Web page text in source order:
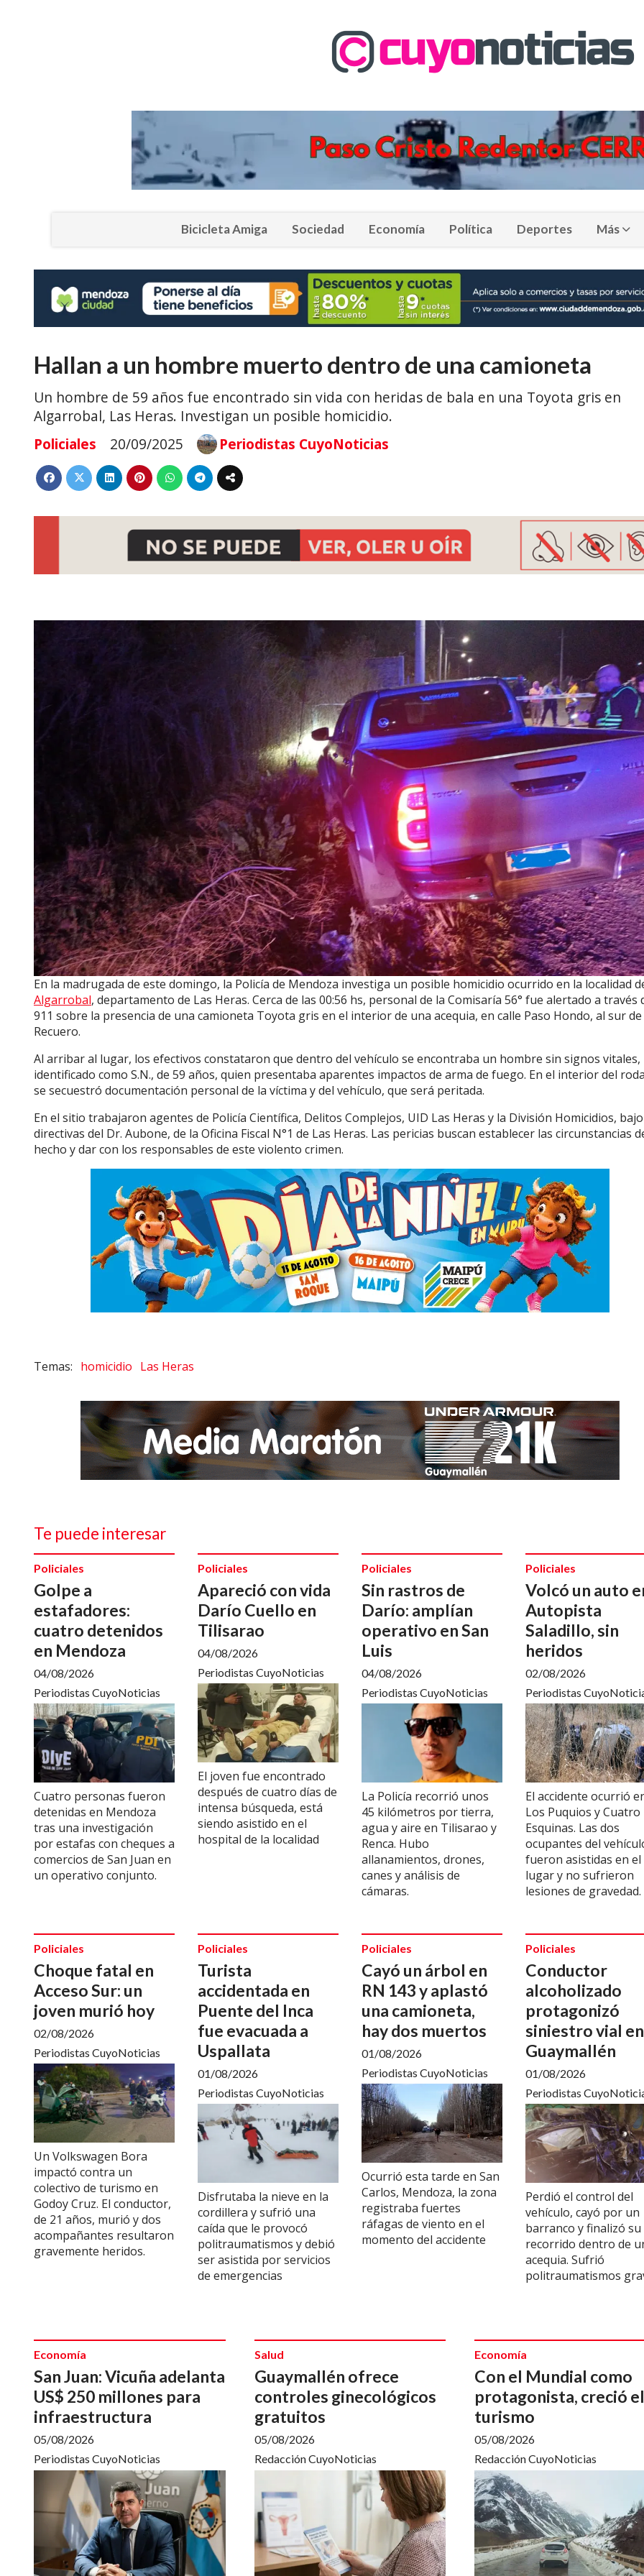
Bicicleta Amiga Sociedad Economía Política Deportes Más
Hallan a un hombre muerto dentro de una camioneta
Un hombre de 59 años fue encontrado sin vida con heridas de bala en una Toyota gris en
Algarrobal, Las Heras. Investigan un posible homicidio.
Policiales
20/09/2025 Periodistas CuyoNoticias
En la madrugada de este domingo, la Policía de Mendoza investiga un posible homicidio ocurrido en la localidad
Algarrobal, departamento de Las Heras. Cerca de las 00:56 hs, personal de la Comisaría 56° fue alertado a través
911 sobre la presencia de una camioneta Toyota gris en el interior de una acequia, en calle Paso Hondo, al sur de
Recuero.
Al arribar al lugar, los efectivos constataron que dentro del vehículo se encontraba un hombre sin signos vitales,
identificado como S.N., de 59 años, quien presentaba aparentes impactos de arma de fuego. En el interior del
se secuestró documentación personal de la víctima y del vehículo, que será peritada.
En el sitio trabajaron agentes de Policía Científica, Delitos Complejos, UID Las Heras y la División Homicidios,
directivas del Dr. Aubone, de la Oficina Fiscal N°1 de Las Heras. Las pericias buscan establecer las circunstancias
hecho y dar con los responsables de este violento crimen.
homicidio Las Heras
Te puede interesar
Golpe a
estafadores:
cuatro detenidos
en Mendoza
Periodistas CuyoNoticias
Policiales
04/08/2026
Cuatro personas fueron
detenidas en Mendoza
tras una investigación
por estafas con cheques a
comercios de San Juan en
un operativo conjunto.
Apareció con vida
Darío Cuello en
Tilisarao
Periodistas CuyoNoticias
Policiales
04/08/2026
El joven fue encontrado
después de cuatro días de
intensa búsqueda, está
siendo asistido en el
hospital de la localidad
Sin rastros de
Darío: amplían
operativo en San
Luis
Periodistas CuyoNoticias
Policiales
04/08/2026
La Policía recorrió unos
45 kilómetros por tierra,
agua y aire en Tilisarao y
Renca. Hubo
allanamientos, drones,
canes y análisis de
cámaras.
Volcó un auto
Autopista
Saladillo, sin
heridos
Periodistas
Policiales
02/08/2026
El accidente ocurrió
Los Puquios y Cuatro
Esquinas. Las dos
ocupantes del
fueron asistidas en el
lugar y no sufrieron
lesiones de gravedad.
Choque fatal en
Acceso Sur: un
joven murió hoy
Periodistas CuyoNoticias
Policiales
02/08/2026
Un Volkswagen Bora
impactó contra un
colectivo de turismo en
Godoy Cruz. El conductor,
de 21 años, murió y dos
acompañantes resultaron
gravemente heridos.
Turista
accidentada en
Puente del Inca
fue evacuada a
Uspallata
Periodistas CuyoNoticias
Policiales
01/08/2026
Disfrutaba la nieve en la
cordillera y sufrió una
caída que le provocó
politraumatismos y debió
ser asistida por servicios
de emergencias
Cayó un árbol en
RN 143 y aplastó
una camioneta,
hay dos muertos
Periodistas CuyoNoticias
Policiales
01/08/2026
Ocurrió esta tarde en San
Carlos, Mendoza, la zona
registraba fuertes
ráfagas de viento en el
momento del accidente
Conductor
alcoholizado
protagonizó
siniestro vial en
Guaymallén
Periodistas
Policiales
01/08/2026
Perdió el control del
vehículo, cayó por un
barranco y finalizó su
recorrido dentro de
acequia. Sufrió
politraumatismos
San Juan: Vicuña adelanta
US$ 250 millones para
infraestructura
Periodistas CuyoNoticias
Economía
05/08/2026
Guaymallén ofrece
controles ginecológicos
gratuitos
Redacción CuyoNoticias
Salud
05/08/2026
Con el Mundial como
protagonista, creció
turismo
Redacción CuyoNoticias
Economía
05/08/2026